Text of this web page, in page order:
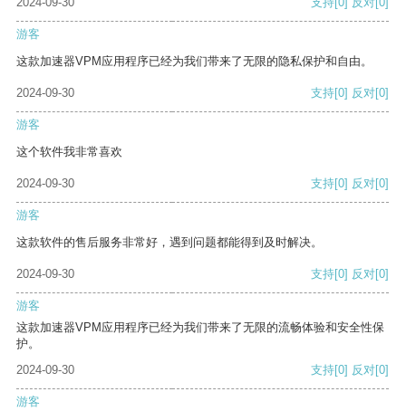
游客
这款加速器VPM应用程序已经为我们带来了无限的隐私保护和自由。
2024-09-30 支持[0] 反对[0]
游客
这个软件我非常喜欢
2024-09-30 支持[0] 反对[0]
游客
这款软件的售后服务非常好，遇到问题都能得到及时解决。
2024-09-30 支持[0] 反对[0]
游客
这款加速器VPM应用程序已经为我们带来了无限的流畅体验和安全性保
护。
2024-09-30
支持[0] 反对[0]
游客